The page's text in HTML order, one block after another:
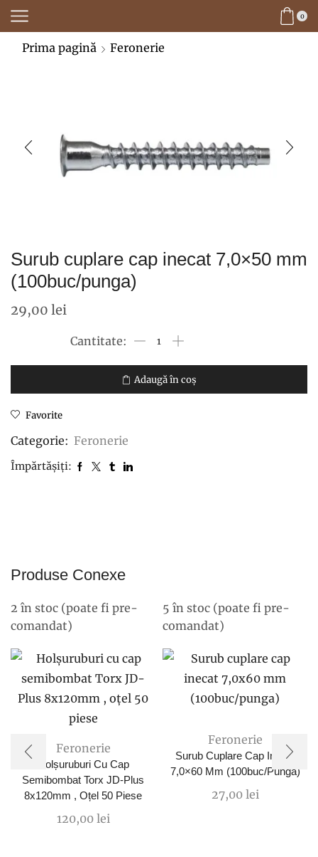
0
Prima pagină Feronerie
Surub cuplare cap inecat 7,0×50 mm
(100buc/punga)
29,00 lei
Cantitate
cuplare
cap
Adaugă în coș
Favorite
Categorie: Feronerie
Împărtășiți:
Produse Conexe
2 în stoc (poate fi pre-
comandat)
Feronerie
Holșuruburi Cu Cap
Semibombat Torx JD-Plus
8x120mm , Oțel 50 Piese
120,00 lei
5 în stoc (poate fi pre-
comandat)
Feronerie
Surub Cuplare Cap Inecat
7,0×60 Mm (100buc/punga)
27,00 lei